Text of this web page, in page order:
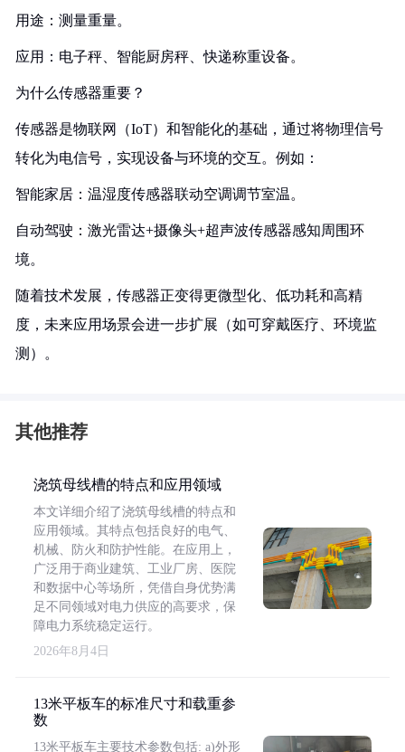
用途：测量重量。
应用：电子秤、智能厨房秤、快递称重设备。
为什么传感器重要？
传感器是物联网（IoT）和智能化的基础，通过将物理信号
转化为电信号，实现设备与环境的交互。例如：
智能家居：温湿度传感器联动空调调节室温。
自动驾驶：激光雷达+摄像头+超声波传感器感知周围环
境。
随着技术发展，传感器正变得更微型化、低功耗和高精
度，未来应用场景会进一步扩展（如可穿戴医疗、环境监
测）。
其他推荐
浇筑母线槽的特点和应用领域
本文详细介绍了浇筑母线槽的特点和
应用领域。其特点包括良好的电气、
机械、防火和防护性能。在应用上，
广泛用于商业建筑、工业厂房、医院
和数据中心等场所，凭借自身优势满
足不同领域对电力供应的高要求，保
障电力系统稳定运行。
2026年8月4日
13米平板车的标准尺寸和载重参
数
13米平板车主要技术参数包括: a)外形